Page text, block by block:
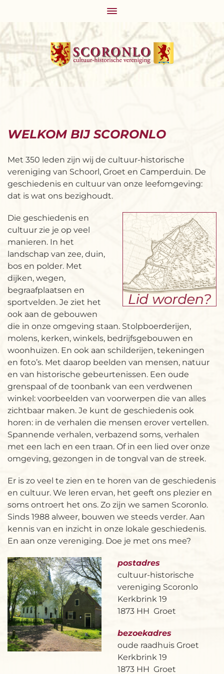
WELKOM BIJ SCORONLO
Met 350 leden zijn wij de cultuur-historische
vereniging van Schoorl, Groet en Camperduin. De
geschiedenis en cultuur van onze leefomgeving:
dat is wat ons bezighoudt.
Die geschiedenis en
cultuur zie je op veel
manieren. In het
landschap van zee, duin,
bos en polder. Met
dijken, wegen,
begraafplaatsen en
sportvelden. Je ziet het
ook aan de gebouwen
die in onze omgeving staan. Stolpboerderijen,
molens, kerken, winkels, bedrijfsgebouwen en
woonhuizen. En ook aan schilderijen, tekeningen
en foto’s. Met daarop beelden van mensen, natuur
en van historische gebeurtenissen. Een oude
grenspaal of de toonbank van een verdwenen
winkel: voorbeelden van voorwerpen die van alles
zichtbaar maken. Je kunt de geschiedenis ook
horen: in de verhalen die mensen erover vertellen.
Spannende verhalen, verbazend soms, verhalen
met een lach en een traan. Of in een lied over onze
omgeving, gezongen in de tongval van de streek.
Er is zo veel te zien en te horen van de geschiedenis
en cultuur. We leren ervan, het geeft ons plezier en
soms ontroert het ons. Zo zijn we samen Scoronlo.
Sinds 1988 alweer, bouwen we steeds verder. Aan
kennis van en inzicht in onze lokale geschiedenis.
En aan onze vereniging. Doe je met ons mee?
postadres
cultuur-historische
vereniging Scoronlo
Kerkbrink 19
1873 HH Groet
bezoekadres
oude raadhuis Groet
Kerkbrink 19
1873 HH Groet